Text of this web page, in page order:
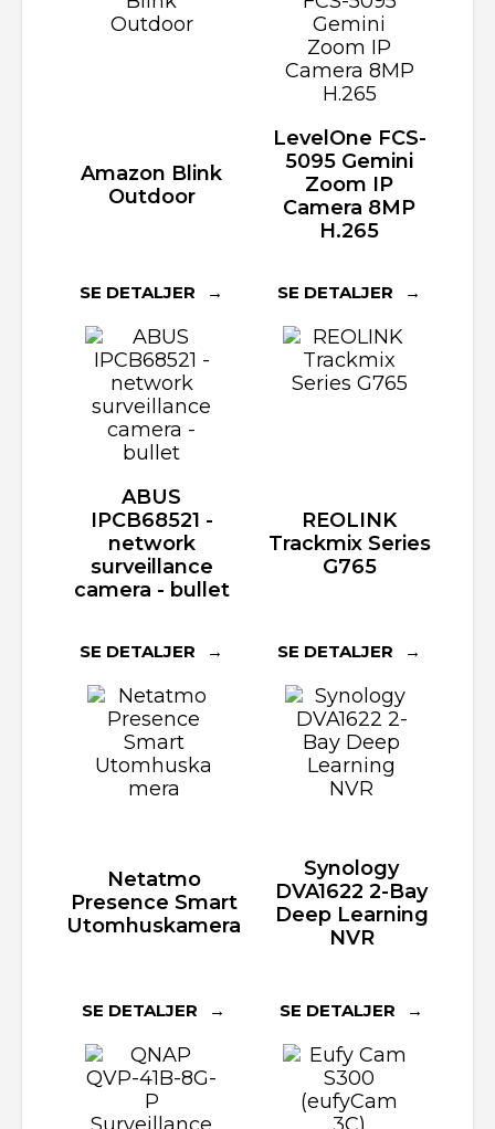
Amazon Blink
Outdoor
SE DETALJER
LevelOne FCS-
5095 Gemini
Zoom IP
Camera 8MP
H.265
SE DETALJER
ABUS
IPCB68521 -
network
surveillance
camera - bullet
SE DETALJER
REOLINK
Trackmix Series
G765
SE DETALJER
Netatmo
Presence Smart
Utomhuskamera
SE DETALJER
Synology
DVA1622 2-Bay
Deep Learning
NVR
SE DETALJER